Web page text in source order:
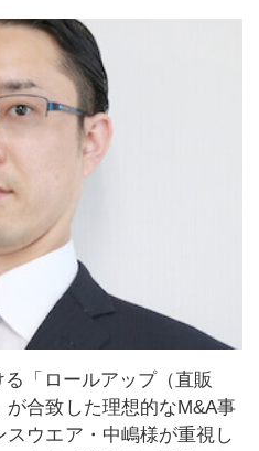
「ロールアップ（直販
合致した理想的なM&A事
ウエア・中嶋様が重視し